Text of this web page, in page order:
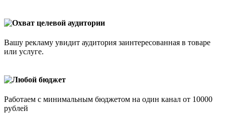
Охват целевой аудитории
Вашу рекламу увидит аудитория заинтересованная в товаре
или услуге.
Любой бюджет
Работаем с минимальным бюджетом на один канал от 10000
рублей